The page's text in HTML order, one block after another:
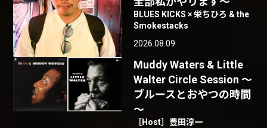
BLUES KICKS × 栄ちひろ & the
Smokestacks
2026.08.09
Muddy Waters & Little
Walter Circle Session ～
ブルースとおやつの時間
～
［Host］豊田淳一